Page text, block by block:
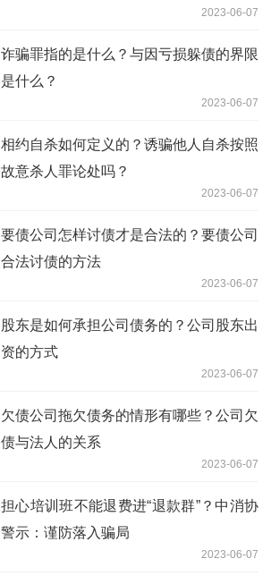
2023-06-07
诈骗罪指的是什么？与因亏损躲债的界限
是什么？
2023-06-07
相约自杀如何定义的？诱骗他人自杀按照
故意杀人罪论处吗？
2023-06-07
要债公司怎样讨债才是合法的？要债公司
合法讨债的方法
2023-06-07
股东是如何承担公司债务的？公司股东出
资的方式
2023-06-07
欠债公司拖欠债务的情形有哪些？公司欠
债与法人的关系
2023-06-07
担心培训班不能退费进“退款群”？中消协
警示：谨防落入骗局
2023-06-07